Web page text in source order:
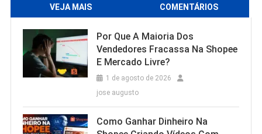
VEJA MAIS COMENTÁRIOS
Por Que A Maioria Dos
Vendedores Fracassa Na Shopee
E Mercado Livre?
1 de agosto de 2026
jose augusto
Como Ganhar Dinheiro Na